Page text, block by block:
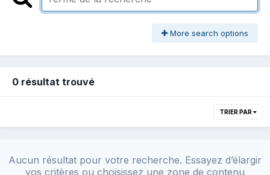
More search options
0 résultat trouvé
TRIER PAR
Aucun résultat pour votre recherche. Essayez d’élargir
vos critères ou choisissez une zone de contenu